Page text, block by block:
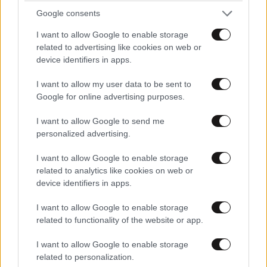
Google consents
I want to allow Google to enable storage
related to advertising like cookies on web or
device identifiers in apps.
I want to allow my user data to be sent to
Google for online advertising purposes.
I want to allow Google to send me
personalized advertising.
I want to allow Google to enable storage
related to analytics like cookies on web or
device identifiers in apps.
I want to allow Google to enable storage
related to functionality of the website or app.
I want to allow Google to enable storage
related to personalization.
Απαντήστε
Truth is out there 14·07·2025 19:57
κούλης σαν εσένα. Καλή απόλαυση στη
μονόχρωμη κοσμάρα σου
Απαντήστε
Η συνέχεια 14·07·2025 16:42
Και η συνέχεια του άρθρου που δεν αναφέρεται: ....
από αυτές τις κλήσεις, οι μισές σβήνονται αν έχεις
υπουργούς, νονους πολιτευτές κτλ κτλ. Κι έτσι, οι
ίδιοι άνθρωποι, ξαναπιάνουν το τιμόνι και μάλιστα